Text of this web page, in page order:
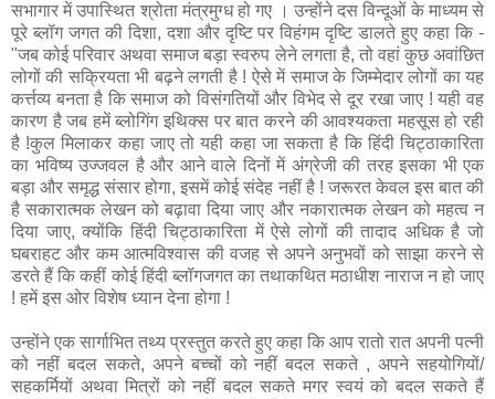
सभागार में उपास्थित श्रोता मंत्रमुग्ध हो गए । उन्होंने दस विन्दूओं के माध्यम से
पूरे ब्लॉग जगत की दिशा, दशा और दृष्टि पर विहंगम दृष्टि डालते हुए कहा कि -
"जब कोई परिवार अथवा समाज बड़ा स्वरुप लेने लगता है, तो वहां कुछ अवांछित
लोगों की सक्रियता भी बढ़ने लगती है ! ऐसे में समाज के जिम्मेदार लोगों का यह
कर्त्तव्य बनता है कि समाज को विसंगतियों और विभेद से दूर रखा जाए ! यही वह
कारण है जब हमें ब्लोगिंग इथिक्स पर बात करने की आवश्यकता महसूस हो रही
है !कुल मिलाकर कहा जाए तो यही कहा जा सकता है कि हिंदी चिट्ठाकारिता
का भविष्य उज्जवल है और आने वाले दिनों में अंग्रेजी की तरह इसका भी एक
बड़ा और समृद्ध संसार होगा, इसमें कोई संदेह नहीं है ! जरूरत केवल इस बात की
है सकारात्मक लेखन को बढ़ावा दिया जाए और नकारात्मक लेखन को महत्व न
दिया जाए, क्योंकि हिंदी चिट्ठाकारिता में ऐसे लोगों की तादाद अधिक है जो
घबराहट और कम आत्मविश्वास की वजह से अपने अनुभवों को साझा करने से
डरते हैं कि कहीं कोई हिंदी ब्लॉगजगत का तथाकथित मठाधीश नाराज न हो जाए
! हमें इस ओर विशेष ध्यान देना होगा !
उन्होंने एक सार्गाभित तथ्य प्रस्तुत करते हुए कहा कि आप रातो रात अपनी पत्नी
को नहीं बदल सकते, अपने बच्चों को नहीं बदल सकते , अपने सहयोगियों/
सहकर्मियों अथवा मित्रों को नहीं बदल सकते मगर स्वयं को बदल सकते हैं